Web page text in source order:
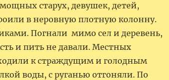
старух, девушек, детей,
в неровную плотную колонну.
Погнали мимо сел и деревень,
и пить не давали. Местных
к страждущим и голодным
воды, с руганью отгоняли. По